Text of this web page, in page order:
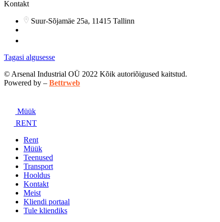
Kontakt
Suur-Sõjamäe 25a, 11415 Tallinn
Tagasi algusesse
© Arsenal Industrial OÜ 2022 Kõik autoriõigused kaitstud.
Powered by – Bettrweb
Müük
RENT
Rent
Müük
Teenused
Transport
Hooldus
Kontakt
Meist
Kliendi portaal
Tule kliendiks